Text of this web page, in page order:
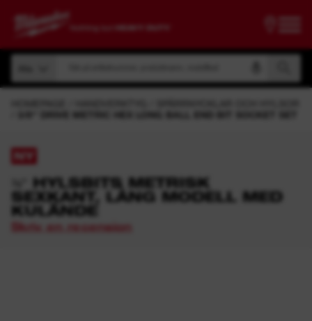
Sök på artikelnummer, produktnamn, modellkod
NY
⅜″ HYLSBITS METRISK
SEXKANT, LÅNG MODELL MED
KULÄNDE
Skriv en recension